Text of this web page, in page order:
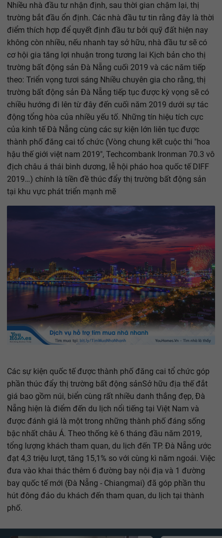
Nhiều nhà đầu tư nhận định, sau thời gian chậm lại, thị
trường bắt đầu ổn định. Các nhà đầu tư tin rằng đây là thời
điểm thích hợp để quyết định đầu tư bởi quỹ đất hiện nay
không còn nhiều, nếu nhanh tay sở hữu, nhà đầu tư sẽ có
cơ hội gia tăng lợi nhuận trong tương lai Kịch bản cho thị
trường bất động sản Đà Nẵng cuối 2019 và các năm tiếp
theo: Triển vọng tươi sáng Nhiều chuyên gia cho rằng, thị
trường bất động sản Đà Nẵng tiếp tục được kỳ vọng sẽ có
chiều hướng đi lên từ đây đến cuối năm 2019 dưới sự tác
động tổng hòa của nhiều yếu tố. Những tín hiệu tích cực
của kinh tế Đà Nẵng cùng các sự kiện lớn liên tục được
thành phố đăng cai tổ chức (Vòng chung kết cuộc thi "hoa
hậu thế giới việt nam 2019", Techcombank Ironman 70.3 vô
địch châu á thái bình dương, lễ hội pháo hoa quốc tế DIFF
2019…) chính là tiền đề thúc đẩy thị trường bất động sản
tại khu vực phát triển mạnh mẽ
Các sự kiện quốc tế được thành phố đăng cai tổ chức góp
phần thúc đẩy thị trường bất động sảnSở hữu địa thế đắt
giá bao gồm núi, biển cùng rất nhiều danh thắng đẹp, Đà
Nẵng hiện là điểm đến du lịch nổi tiếng tại Việt Nam và
được đánh giá là một trong những thành phố đáng sống
bậc nhất châu Á. Theo thống kê 6 tháng đầu năm 2019,
tổng lượng khách tham quan, du lịch đến TP. Đà Nẵng ước
đạt 4,3 triệu lượt, tăng 15,1% so với cùng kì năm ngoái. Việc
đưa vào khai thác thêm 6 đường bay nội địa và 1 đường
bay quốc tế mới (Đà Nẵng - Chiangmai) đã góp phần thu
hút đông đảo du khách đến tham quan, du lịch tại thành
phố.